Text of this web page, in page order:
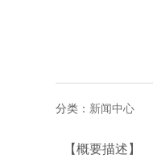
分类： 新闻中心
【概要描述】